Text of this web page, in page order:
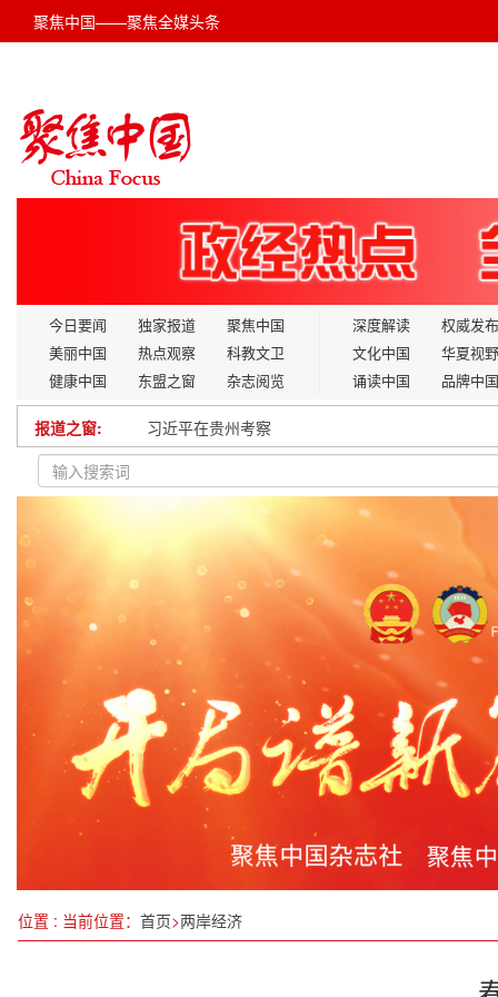
聚焦中国——聚焦全媒头条
今日要闻 独家报道
聚焦中国
美丽中国
热点观察
科教文卫
健康中国
东盟之窗 杂志阅览
深度解读
权威发布
文化中国
华夏视野
诵读中国
品牌中国
报道之窗:
习近平在贵州考察
机动车行驶证电子化11月4日起分三批推广应用
深入学习贯彻全国两会精神 助力经济社会高质量发
第二届中国县域经济投资高峰论坛在京胜利召开
江津区国家青花椒产业链标准化示范区项目顺利通
绍兴平安产险：开展防范非法集资宣传活动
前2个月黑龙江省工业经济呈现良好势头
江津区武术运动员在重庆市青少年武术套路锦标赛
中际晟丰生物质发电技术中试成功，推动绿色环保
位置 : 当前位置： 首页>两岸经济